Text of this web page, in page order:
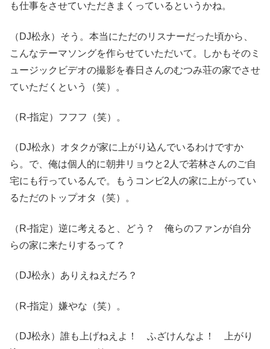
も仕事をさせていただきまくっているというかね。
（DJ松永）そう。本当にただのリスナーだった頃から、
こんなテーマソングを作らせていただいて。しかもそのミ
ュージックビデオの撮影を春日さんのむつみ荘の家でさせ
ていただくという（笑）。
（R-指定）フフフ（笑）。
（DJ松永）オタクが家に上がり込んでいるわけですか
ら。で、俺は個人的に朝井リョウと2人で若林さんのご自
宅にも行っているんで。もうコンビ2人の家に上がってい
るただのトップオタ（笑）。
（R-指定）逆に考えると、どう？ 俺らのファンが自分
らの家に来たりするって？
（DJ松永）ありえねえだろ？
（R-指定）嫌やな（笑）。
（DJ松永）誰も上げねえよ！ ふざけんなよ！ 上がり